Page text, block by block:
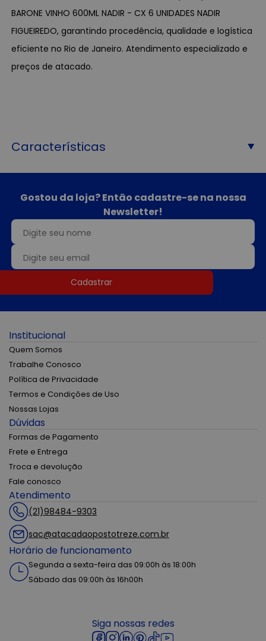
BARONE VINHO 600ML NADIR - CX 6 UNIDADES NADIR
FIGUEIREDO, garantindo procedência, qualidade e logística
eficiente no Rio de Janeiro. Atendimento especializado e
preços de atacado.
Características
Gostou da loja? Então cadastre-se na nossa
Newsletter!
Cadastrar
Institucional
Quem Somos
Trabalhe Conosco
Política de Privacidade
Termos e Condições de Uso
Nossas Lojas
Dúvidas
Formas de Pagamento
Frete e Entrega
Troca e devolução
Fale conosco
Atendimento
(21)98484-9303
sac@atacadaopostotreze.com.br
Horário de funcionamento
Segunda a sexta-feira das 09:00h às 18:00h
Sábado das 09:00h às 16h00h
Siga nossas redes